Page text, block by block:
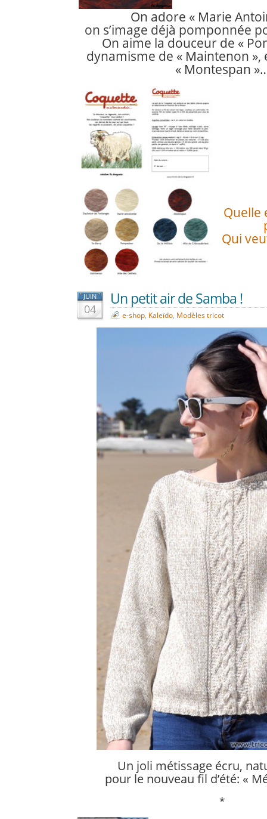
On adore « Marie
on s’image déjà pomponnée
On aime la douceur de «
dynamisme de « Maintenon
« Montespan
Quelle
Qui
JUIN
04
Un petit air de Samba !
e-shop, Kaleïdo, Modèles tricot
Un joli métissage écru,
pour le nouveau fil d’été: «
*